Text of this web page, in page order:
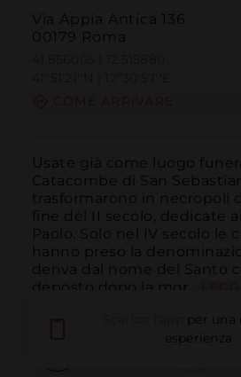
Via Appia Antica 136
00179 Roma
Usate già come luogo
Catacombe di San
trasformarono in necropoli
fine del II secolo, dedicate
Paolo. Solo nel IV secolo le
hanno preso la
deriva dal nome del Santo
deposto dopo la mor...
per
esperienza